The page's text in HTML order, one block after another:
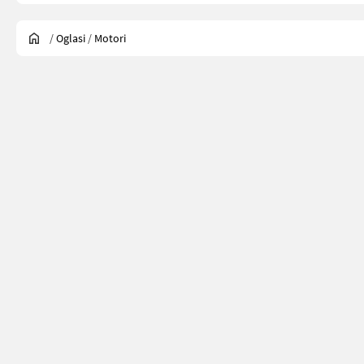
/Oglasi / Motori